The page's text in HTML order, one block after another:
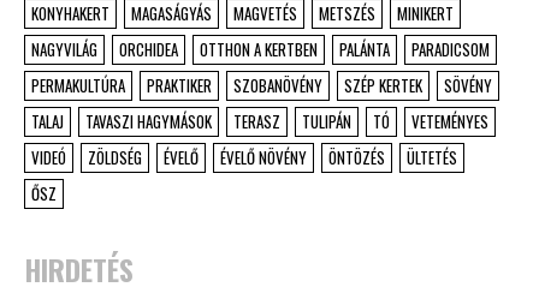
KONYHAKERT
MAGASÁGYÁS MAGVETÉS METSZÉS
MINIKERT
NAGYVILÁG
ORCHIDEA OTTHON A KERTBEN PALÁNTA
PARADICSOM
PERMAKULTÚRA
PRAKTIKER SZOBANÖVÉNY SZÉP KERTEK
SÖVÉNY
TALAJ
TAVASZI HAGYMÁSOK TERASZ TULIPÁN TÓ
VETEMÉNYES
VIDEÓ
ZÖLDSÉG ÉVELŐ ÉVELŐ NÖVÉNY ÖNTÖZÉS
ÜLTETÉS
ŐSZ
HIRDETÉS